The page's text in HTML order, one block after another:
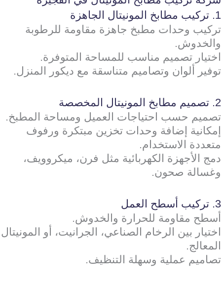
1. تركيب مطابخ المونيتال الجاهزة
تركيب وحدات مطبخ جاهزة مقاومة للرطوبة
والخدوش.
اختيار تصميم مناسب للمساحة المتوفرة.
توفير ألوان وتصاميم متناسقة مع ديكور المنزل.
2. تصميم مطابخ المونيتال المخصصة
تصميم حسب احتياجات العميل ومساحة المطبخ.
إمكانية إضافة وحدات تخزين مبتكرة ورفوف
متعددة الاستخدام.
دمج الأجهزة الكهربائية مثل فرن، ميكروويف،
وغسالة صحون.
3. تركيب أسطح العمل
أسطح مقاومة للحرارة والخدوش.
اختيار بين الرخام الصناعي، الجرانيت، أو المونيتال
المعالج.
تصاميم عملية وسهلة التنظيف.